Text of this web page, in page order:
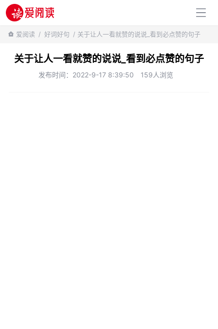
百科知识
爱阅读 / 好词好句 / 关于让人一看就赞的说说_看到必点赞的句子
关于让人一看就赞的说说_看到必点赞的句子
发布时间：2022-9-17 8:39:50 159人浏览